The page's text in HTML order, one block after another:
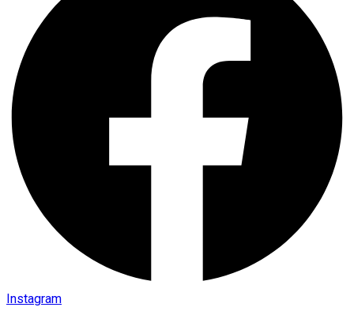
Instagram